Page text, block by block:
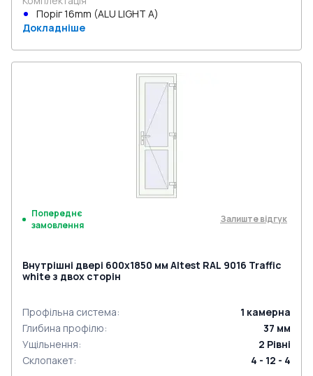
Поріг 16mm (ALU LIGHT A)
Докладніше
Попереднє
замовлення
Залиште відгук
Внутрішні двері 600x1850 мм Altest RAL 9016 Traffic
white з двох сторін
Профільна система: 1 камерна
Глибина профілю: 37 мм
Ущільнення: 2 Рівні
Склопакет: 4 - 12 - 4